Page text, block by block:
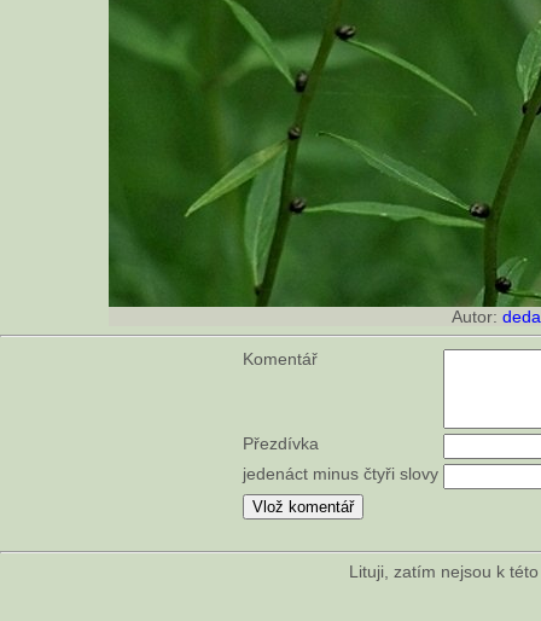
Autor:
Komentář
Přezdívka
jedenáct minus čtyři slovy
Lituji, zatím nejsou k